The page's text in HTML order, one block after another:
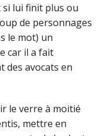
si lui finit plus ou
de personnages
le mot) un
car il a fait
des avocats en
le verre à moitié
mettre en